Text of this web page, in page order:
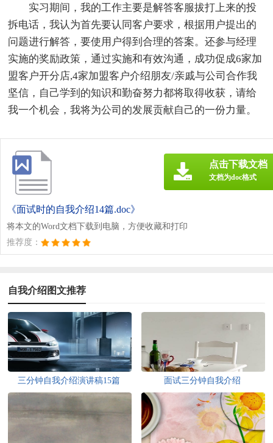
实习期间，我的工作主要是解答客服拔打上来的投
拆电话，我认为首先要认同客户要求，根据用户提出的
问题进行解答，要使用户得到合理的答案。还参与经理
实施的奖励政策，通过实施和有效沟通，成功促成6家加
盟客户开分店,4家加盟客户介绍朋友/亲戚与公司合作我
坚信，自己学到的知识和勤奋努力都将取得收获，请给
我一个机会，我将为公司的发展贡献自己的一份力量。
《面试时的自我介绍14篇.doc》
将本文的Word文档下载到电脑，方便收藏和打印
推荐度：
点击下载文档
文档为doc格式
自我介绍图文推荐
三分钟自我介绍演讲稿15篇 面试三分钟自我介绍